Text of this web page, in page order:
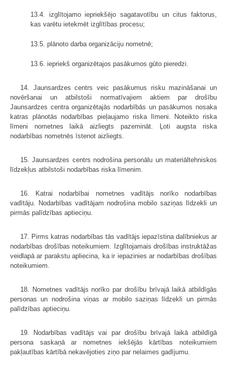
13.4. izglītojamo iepriekšējo sagatavotību un citus faktorus,
kas varētu ietekmēt izglītības procesu;
13.5. plānoto darba organizāciju nometnē;
13.6. iepriekš organizētajos pasākumos gūto pieredzi.
14. Jaunsardzes centrs veic pasākumus risku mazināšanai un
novēršanai un atbilstoši normatīvajiem aktiem par drošību
Jaunsardzes centra organizētajās nodarbībās un pasākumos nosaka
katras plānotās nodarbības pieļaujamo riska līmeni. Noteikto riska
līmeni nometnes laikā aizliegts pazemināt. Ļoti augsta riska
nodarbības nometnēs īstenot aizliegts.
15. Jaunsardzes centrs nodrošina personālu un materiāltehniskos
līdzekļus atbilstoši nodarbības riska līmenim.
16. Katrai nodarbībai nometnes vadītājs norīko nodarbības
vadītāju. Nodarbības vadītājam nodrošina mobilo saziņas līdzekli un
pirmās palīdzības aptieciņu.
17. Pirms katras nodarbības tās vadītājs iepazīstina dalībniekus ar
nodarbības drošības noteikumiem. Izglītojamais drošības instruktāžas
veidlapā ar parakstu apliecina, ka ir iepazinies ar nodarbības drošības
noteikumiem.
18. Nometnes vadītājs norīko par drošību brīvajā laikā atbildīgās
personas un nodrošina viņas ar mobilo saziņas līdzekli un pirmās
palīdzības aptieciņu.
19. Nodarbības vadītājs vai par drošību brīvajā laikā atbildīgā
persona saskaņā ar nometnes iekšējās kārtības noteikumiem
pakļautības kārtībā nekavējoties ziņo par nelaimes gadījumu.